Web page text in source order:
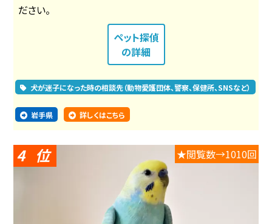
ださい。
ペット探偵
の詳細
犬が迷子になった時の相談先（動物愛護団体、警察、保健所、SNSなど）
岩手県 詳しくはこちら
4 ★閲覧数→1010回